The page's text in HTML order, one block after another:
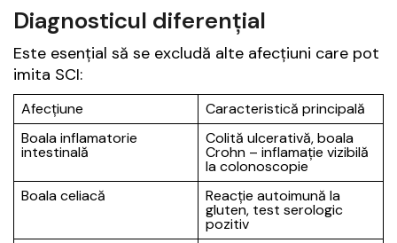
Diagnosticul diferențial
Este esențial să se excludă alte afecțiuni care pot
imita SCI:
Afecțiune
Caracteristică principală
Boala inflamatorie
intestinală
Colită ulcerativă, boala
Crohn – inflamație vizibilă
la colonoscopie
Boala celiacă
Reacție autoimună la
gluten, test serologic
pozitiv